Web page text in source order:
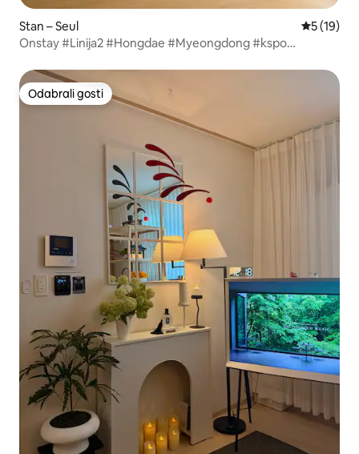
Stan – Seul Prosječna
5 (19)
Onstay #Linija2 #Hongdae #Myeongdong #kspo
#UslugaPreuzimanja#Dodatnipopust#MrMansion
Odabrali gosti
Odabrali gosti